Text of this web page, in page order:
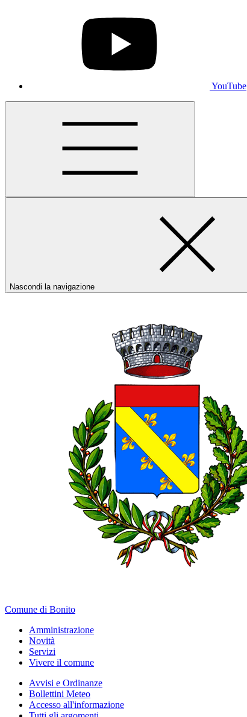
YouTube
Nascondi la navigazione
Comune di Bonito
Amministrazione
Novità
Servizi
Vivere il comune
Avvisi e Ordinanze
Bollettini Meteo
Accesso all'informazione